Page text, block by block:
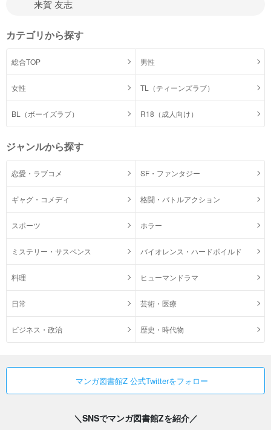
カテゴリから探す
総合TOP 男性
女性 TL（ティーンズラブ）
BL（ボーイズラブ） R18（成人向け）
ジャンルから探す
恋愛・ラブコメ SF・ファンタジー
ギャグ・コメディ 格闘・バトルアクション
スポーツ ホラー
ミステリー・サスペンス バイオレンス・ハードボイルド
料理 ヒューマンドラマ
日常 芸術・医療
ビジネス・政治 歴史・時代物
マンガ図書館Z 公式Twitterをフォロー
＼SNSでマンガ図書館Zを紹介／